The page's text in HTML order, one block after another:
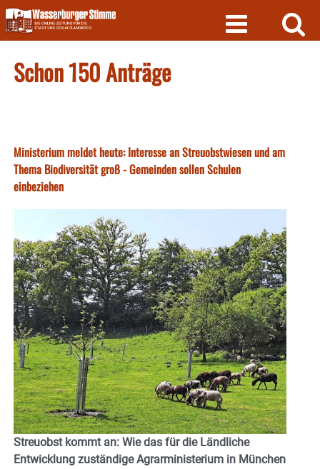
Skip
to
content
Schon 150 Anträge
Ministerium meldet heute: Interesse an Streuobstwiesen und am
Thema Biodiversität groß - Gemeinden sollen Schulen
einbeziehen
Streuobst kommt an: Wie das für die Ländliche
Entwicklung zuständige Agrarministerium in München